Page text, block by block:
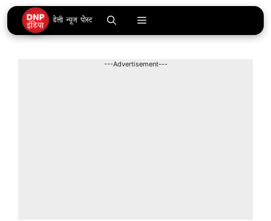
Skip
to
content
Menu
---Advertisement---